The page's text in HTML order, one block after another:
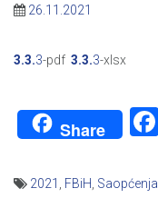
26.11.2021
3.3.3-pdf 3.3.3-xlsx
Share
2021 FBiH Saopćenja